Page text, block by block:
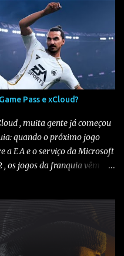
sua conta Amazon em
Conteúdo e
, altere o país/região para
também precisará ter
Altere seu endereço
e você pode usar o
abaixo. Salve as
Luna só funciona em
países suportados . 2️⃣
Para...
Pass e xCloud?
, muita gente já começou
quando o próximo jogo
a EA e o serviço da Microsoft
, os jogos da franquia vêm
seguinte cenário: 🔹FIFA
🔹FIFA 23 ➡️ 16/05/2023
foi liberado no xCloud
e xCloud) 🔹EA FC 25 ➡️